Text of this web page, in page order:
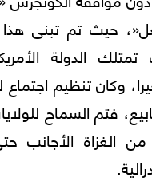
حيث تم تبنى
الدولة
وكان تنظيم
فتم السماح
الغزاة الأجانب